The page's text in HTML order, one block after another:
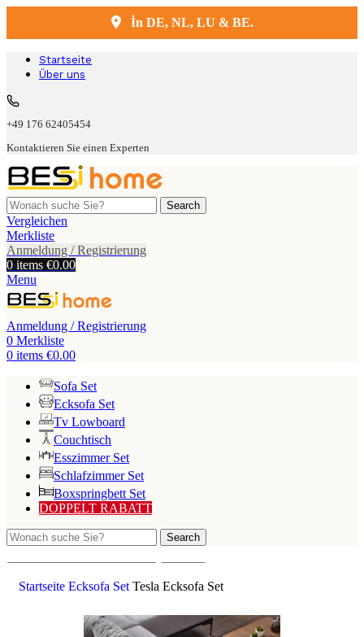
Kostenlose Lieferung und Montage
İn DE, NL, LU & BE.
Startseite
Über uns
+49 176 62405454
Kontaktieren Sie einen Experten
Search
Vergleichen
Merkliste
Anmeldung / Registrierung
0 items €0.00
Menu
Anmeldung / Registrierung
0 Merkliste
0 items €0.00
Sofa Set
Ecksofa Set
Tv Lowboard
Couchtisch
Esszimmer Set
Schlafzimmer Set
Boxspringbett Set
DOPPELT RABATT
Search
Startseite Ecksofa Set Tesla Ecksofa Set